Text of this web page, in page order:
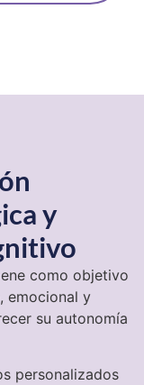
y
como objetivo
emocional y
su autonomía
personalizados